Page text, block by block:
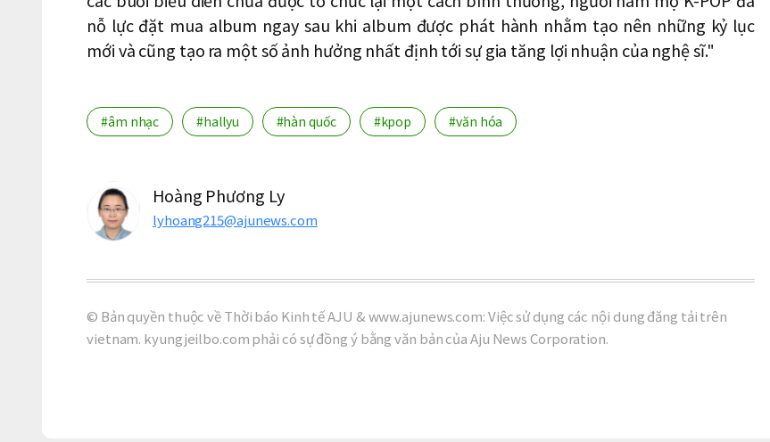
nỗ lực đặt mua album ngay sau khi album được phát hành nhằm tạo nên những kỷ lục
mới và cũng tạo ra một số ảnh hưởng nhất định tới sự gia tăng lợi nhuận của nghệ sĩ."
#âm nhạc #hallyu #hàn quốc #kpop #văn hóa
Hoàng Phương Ly
lyhoang215@ajunews.com
© Bản quyền thuộc về Thời báo Kinh tế AJU & www.ajunews.com: Việc sử dụng các nội dung đăng tải trên
vietnam. kyungjeilbo.com phải có sự đồng ý bằng văn bản của Aju News Corporation.